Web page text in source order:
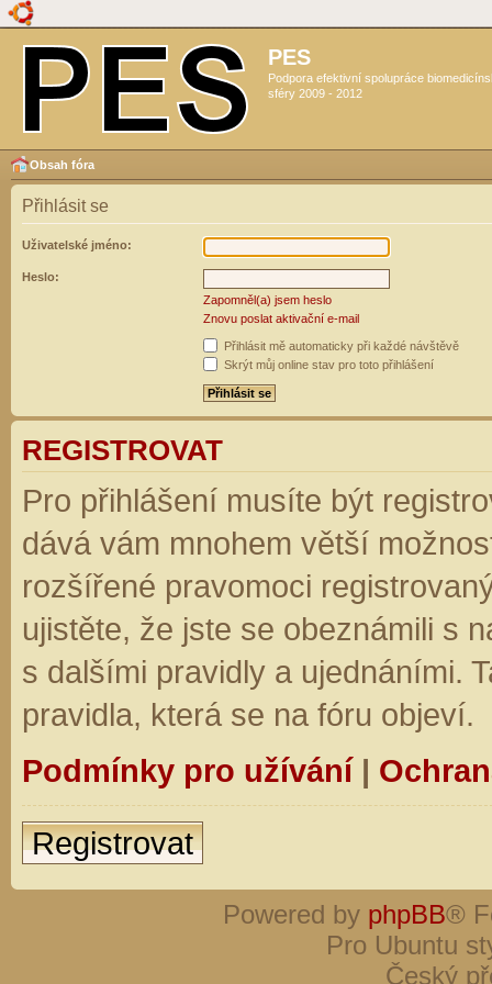
PES
Podpora efektivní spolupráce
sféry 2009 - 2012
Obsah fóra
Přihlásit se
Uživatelské jméno:
Heslo:
Zapomněl(a) jsem heslo
Znovu poslat aktivační e-mail
Přihlásit mě automaticky při každé návštěvě
Skrýt můj online stav pro toto přihlášení
REGISTROVAT
Pro přihlášení musíte být
dává vám mnohem větší
rozšířené pravomoci
ujistěte, že jste se obeznámili s
s dalšími pravidly a ujednáními.
pravidla, která se na fóru objeví.
Podmínky pro užívání|
Registrovat
Powered by phpBB®
Pro Ubuntu
Český